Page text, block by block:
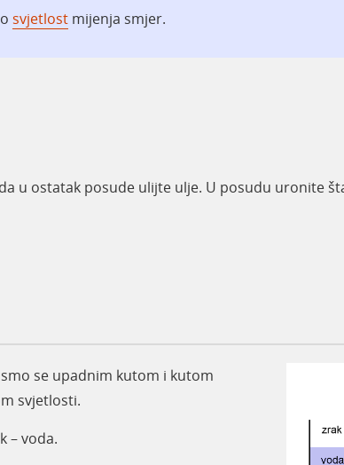
svjetlostmijenja smjer.
u ostatak posude ulijte ulje. U posudu uronite
se upadnim kutom i kutom
svjetlosti.
–voda.